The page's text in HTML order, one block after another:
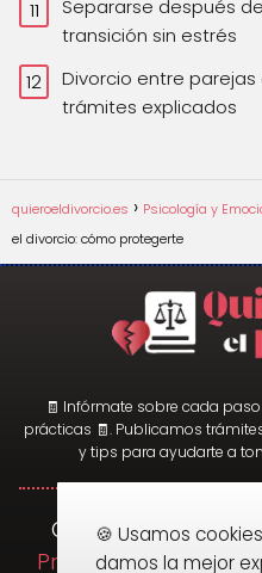
Separarse después
transición sin estrés
Divorcio entre
trámites explicados
quieroeldivorcio.es Psicología y
el divorcio: cómo protegerte
🧾 Infórmate sobre cada
prácticas 🧾. Publicamos
y tips para ayudarte a
Quiero el Divorcio
Privacidad|
🍪 Usamos
damos la mejor